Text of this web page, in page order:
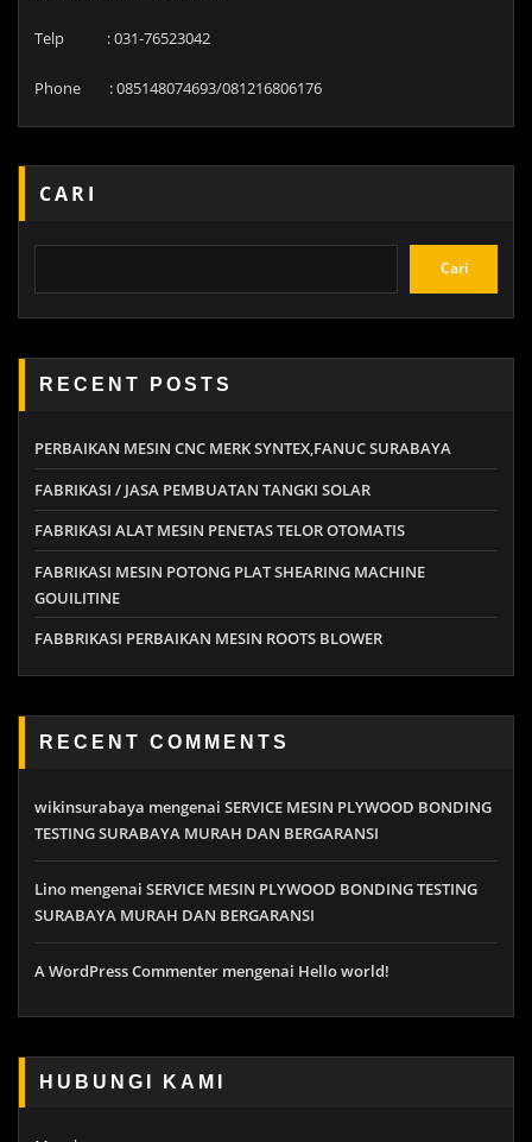
Telp : 031-76523042
Phone : 085148074693/081216806176
CARI
Cari
RECENT POSTS
PERBAIKAN MESIN CNC MERK SYNTEX,FANUC SURABAYA
FABRIKASI / JASA PEMBUATAN TANGKI SOLAR
FABRIKASI ALAT MESIN PENETAS TELOR OTOMATIS
FABRIKASI MESIN POTONG PLAT SHEARING MACHINE
GOUILITINE
FABBRIKASI PERBAIKAN MESIN ROOTS BLOWER
RECENT COMMENTS
wikinsurabaya mengenai SERVICE MESIN PLYWOOD BONDING
TESTING SURABAYA MURAH DAN BERGARANSI
Lino mengenai SERVICE MESIN PLYWOOD BONDING TESTING
SURABAYA MURAH DAN BERGARANSI
A WordPress Commenter mengenai Hello world!
HUBUNGI KAMI